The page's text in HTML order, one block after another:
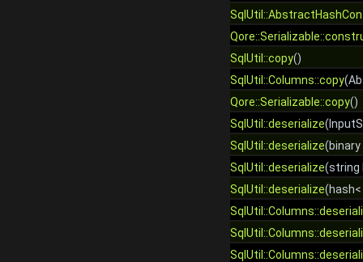
SqlUtil::copy()
SqlUtil::Columns::copy
Qore::Serializable::copy()
SqlUtil::deserialize
SqlUtil::deserialize
SqlUtil::deserialize(string
SqlUtil::deserialize